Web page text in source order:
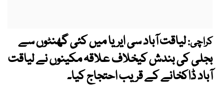
کراچی:لیاقت آباد سی ایریا میں کئی گھنٹوں سے
بجلی کی بندش کیخلاف علاقہ مکینوں نے لیاقت
آباد ڈاکخانے کے قریب احتجاج کیا۔